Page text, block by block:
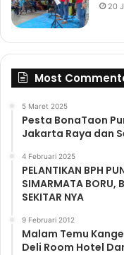
20
Most
5 Maret 2025
Pesta BonaTaon
Jakarta Raya dan
4 Februari 2025
PELANTIKAN BPH
SIMARMATA BORU,
SEKITAR NYA
9 Februari 2012
Malam Temu
Deli Room Hotel